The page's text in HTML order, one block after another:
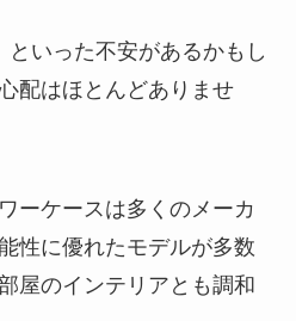
といった不安があるかもし
配はほとんどありませ
ーケースは多くのメーカ
性に優れたモデルが多数
屋のインテリアとも調和